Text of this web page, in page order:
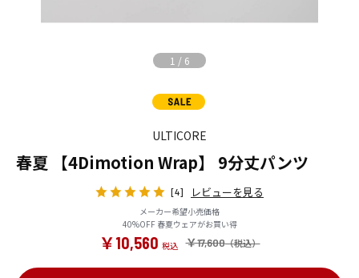
1 / 6
ULTICORE
春夏 【4Dimotion Wrap】 9分丈パンツ
[4] レビューを見る
メーカー希望小売価格
40%OFF 春夏ウェアがお買い得
￥17,600
￥10,560